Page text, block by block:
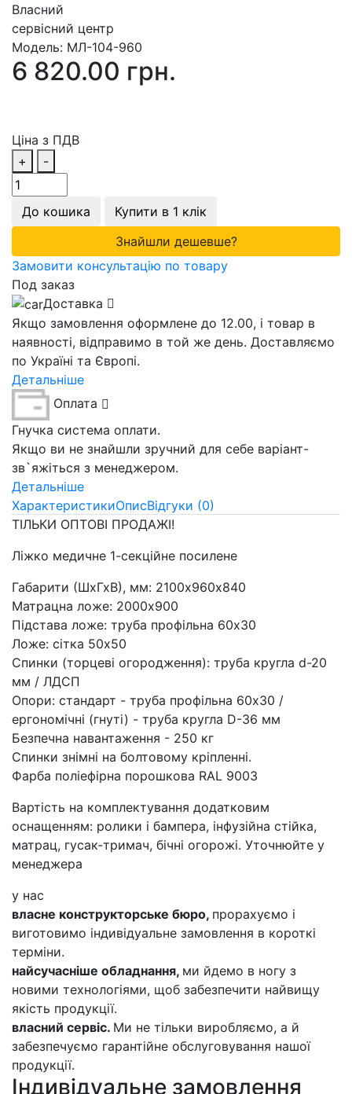
Власний
сервісний центр
Модель: МЛ-104-960
6 820.00 грн.
Ціна з ПДВ
+
-
До кошика
Купити в 1 клік
Знайшли дешевше?
Замовити консультацію по товару
Под заказ
Доставка
Якщо замовлення оформлене до 12.00, і товар в
наявності, відправимо в той же день. Доставляємо
по Україні та Європі.
Детальніше
Оплата
Гнучка система оплати.
Якщо ви не знайшли зручний для себе варіант-
зв`яжіться з менеджером.
Детальніше
ХарактеристикиОписВідгуки (0)
ТІЛЬКИ ОПТОВІ ПРОДАЖІ!
Ліжко медичне 1-секційне посилене
Габарити (ШхГхВ), мм: 2100х960х840
Матрацна ложе: 2000х900
Підстава ложе: труба профільна 60х30
Ложе: сітка 50х50
Спинки (торцеві огородження): труба кругла d-20
мм / ЛДСП
Опори: стандарт - труба профільна 60х30 /
ергономічні (гнуті) - труба кругла D-36 мм
Безпечна навантаження - 250 кг
Спинки знімні на болтовому кріпленні.
Фарба поліефірна порошкова RAL 9003
Вартість на комплектування додатковим
оснащенням: ролики і бампера, інфузійна стійка,
матрац, гусак-тримач, бічні огорожі. Уточнюйте у
менеджера
у нас
власне конструкторське бюро, прорахуємо і
виготовимо індивідуальне замовлення в короткі
терміни.
найсучасніше обладнання, ми йдемо в ногу з
новими технологіями, щоб забезпечити найвищу
якість продукції.
власний сервіс. Ми не тільки виробляємо, а й
забезпечуємо гарантійне обслуговування нашої
продукції.
Індивідуальне замовлення